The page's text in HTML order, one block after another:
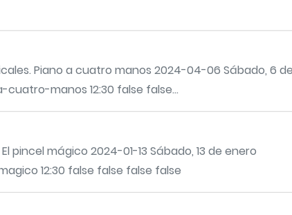
Piano a cuatro manos 2024-04-06 Sábado, 6
manos 12:30 false false...
pincel mágico 2024-01-13 Sábado, 13 de enero
12:30 false false false false